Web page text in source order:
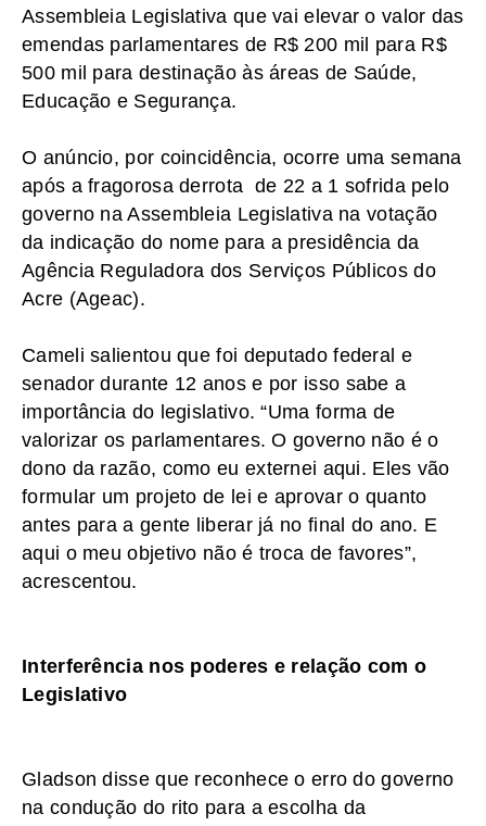
Assembleia Legislativa que vai elevar o valor das
emendas parlamentares de R$ 200 mil para R$
500 mil para destinação às áreas de Saúde,
Educação e Segurança.
O anúncio, por coincidência, ocorre uma semana
após a fragorosa derrota de 22 a 1 sofrida pelo
governo na Assembleia Legislativa na votação
da indicação do nome para a presidência da
Agência Reguladora dos Serviços Públicos do
Acre (Ageac).
Cameli salientou que foi deputado federal e
senador durante 12 anos e por isso sabe a
importância do legislativo. “Uma forma de
valorizar os parlamentares. O governo não é o
dono da razão, como eu externei aqui. Eles vão
formular um projeto de lei e aprovar o quanto
antes para a gente liberar já no final do ano. E
aqui o meu objetivo não é troca de favores”,
acrescentou.
Interferência nos poderes e relação com o
Legislativo
Gladson disse que reconhece o erro do governo
na condução do rito para a escolha da